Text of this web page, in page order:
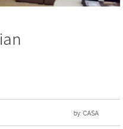
by: CASA